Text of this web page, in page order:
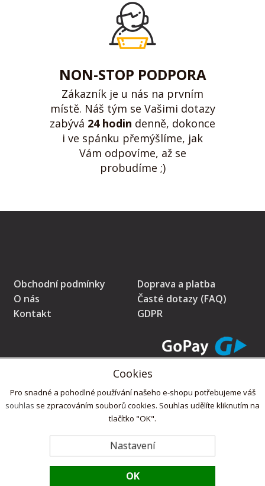
Cookies
Pro snadné a pohodlné používání našeho e-shopu potřebujeme váš
souhlas se zpracováním souborů cookies. Souhlas udělíte kliknutím na
tlačítko "OK".
Nastavení
OK
NON-STOP PODPORA
Zákazník je u nás na prvním
místě. Náš tým se Vašimi dotazy
zabývá 24 hodin denně, dokonce
i ve spánku přemýšlíme, jak
Vám odpovíme, až se
probudíme ;)
Obchodní podmínky
O nás
Kontakt
Doprava a platba
Časté dotazy (FAQ)
GDPR